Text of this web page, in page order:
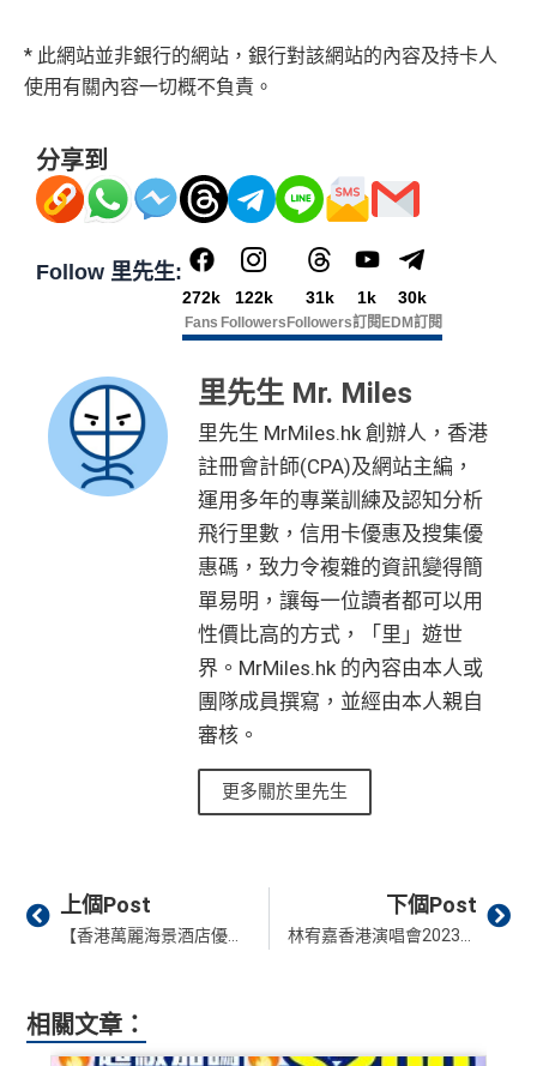
* 此網站並非銀行的網站，銀行對該網站的內容及持卡人
使用有關內容一切概不負責。
分享到
Follow 里先生:
272k
Fans
122k
Followers
31k
Followers
1k
訂閱
30k
EDM訂閱
里先生 Mr. Miles
里先生 MrMiles.hk 創辦人，香港
註冊會計師(CPA)及網站主編，
運用多年的專業訓練及認知分析
飛行里數，信用卡優惠及搜集優
惠碼，致力令複雜的資訊變得簡
單易明，讓每一位讀者都可以用
性價比高的方式，「里」遊世
界。MrMiles.hk 的內容由本人或
團隊成員撰寫，並經由本人親自
審核。
更多關於里先生
Prev
上個Post 下個Post
相關文章：